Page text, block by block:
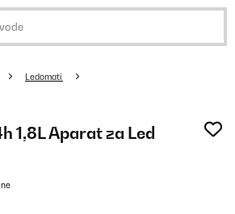
Ledomati
1,8L Aparat za Led